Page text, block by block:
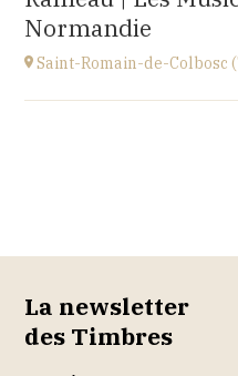
Normandie
Saint-Romain-de-Colbosc
La newsletter
des Timbres